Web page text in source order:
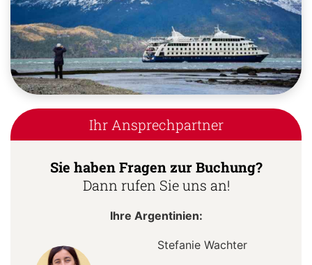
Ihr Ansprechpartner
Sie haben Fragen zur Buchung?
Dann rufen Sie uns an!
Ihre Argentinien:
Stefanie Wachter